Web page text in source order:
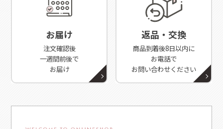
お届け
注文確認後
一週間前後で
お届け
返品・交換
商品到着後8日以内に
お電話で
お問い合わせください